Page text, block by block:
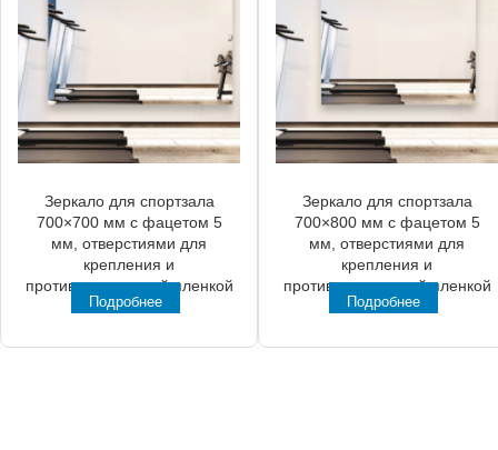
Зеркало для спортзала
700×700 мм с фацетом 5
мм, отверстиями для
крепления и
противоосколочной пленкой
Подробнее
Зеркало для спортзала
700×800 мм с фацетом 5
мм, отверстиями для
крепления и
противоосколочной пленкой
Подробнее